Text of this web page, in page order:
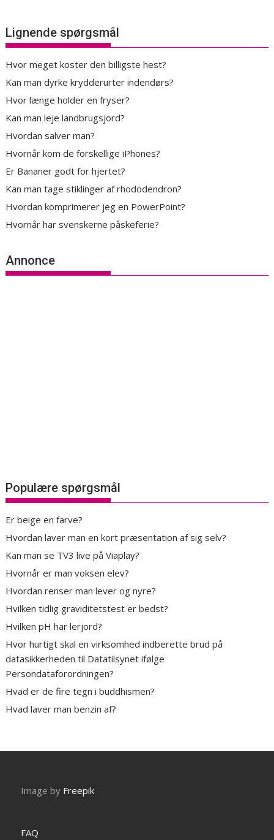
Lignende spørgsmål
Hvor meget koster den billigste hest?
Kan man dyrke krydderurter indendørs?
Hvor længe holder en fryser?
Kan man leje landbrugsjord?
Hvordan salver man?
Hvornår kom de forskellige iPhones?
Er Bananer godt for hjertet?
Kan man tage stiklinger af rhododendron?
Hvordan komprimerer jeg en PowerPoint?
Hvornår har svenskerne påskeferie?
Annonce
Populære spørgsmål
Er beige en farve?
Hvordan laver man en kort præsentation af sig selv?
Kan man se TV3 live på Viaplay?
Hvornår er man voksen elev?
Hvordan renser man lever og nyre?
Hvilken tidlig graviditetstest er bedst?
Hvilken pH har lerjord?
Hvor hurtigt skal en virksomhed indberette brud på
datasikkerheden til Datatilsynet ifølge
Persondataforordningen?
Hvad er de fire tegn i buddhismen?
Hvad laver man benzin af?
Image by Freepik
FAQ